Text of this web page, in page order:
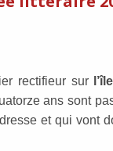
rectifieur sur
ans sont
et qui vont